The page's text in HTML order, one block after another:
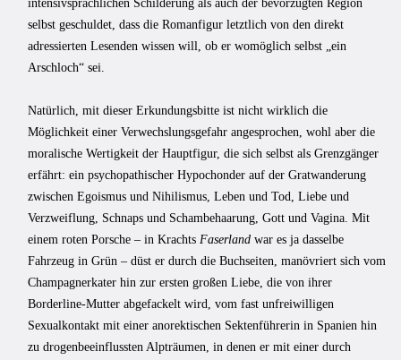
intensivsprachlichen Schilderung als auch der bevorzugten Region
selbst geschuldet, dass die Romanfigur letztlich von den direkt
adressierten Lesenden wissen will, ob er womöglich selbst „ein
Arschloch“ sei.
Natürlich, mit dieser Erkundungsbitte ist nicht wirklich die
Möglichkeit einer Verwechslungsgefahr angesprochen, wohl aber die
moralische Wertigkeit der Hauptfigur, die sich selbst als Grenzgänger
erfährt: ein psychopathischer Hypochonder auf der Gratwanderung
zwischen Egoismus und Nihilismus, Leben und Tod, Liebe und
Verzweiflung, Schnaps und Schambehaarung, Gott und Vagina. Mit
einem roten Porsche – in Krachts Faserland war es ja dasselbe
Fahrzeug in Grün – düst er durch die Buchseiten, manövriert sich vom
Champagnerkater hin zur ersten großen Liebe, die von ihrer
Borderline-Mutter abgefackelt wird, vom fast unfreiwilligen
Sexualkontakt mit einer anorektischen Sektenführerin in Spanien hin
zu drogenbeeinflussten Alpträumen, in denen er mit einer durch